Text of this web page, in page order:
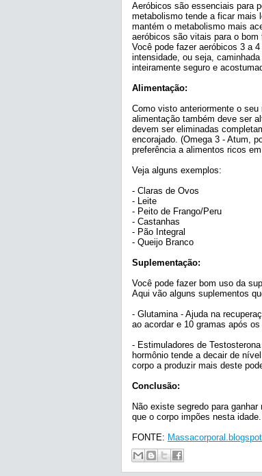
Aeróbicos são essenciais para
metabolismo tende a ficar mais
mantém o metabolismo mais
aeróbicos são vitais para o
Você pode fazer aeróbicos 3 a
intensidade, ou seja,
inteiramente seguro e
Alimentação:
Como visto anteriormente o
alimentação também deve ser
devem ser eliminadas
encorajado. (Omega 3 - Atum,
preferência a alimentos ricos
Veja alguns exemplos:
- Claras de Ovos
- Leite
- Peito de Frango/Peru
- Castanhas
- Pão Integral
- Queijo Branco
Suplementação:
Você pode fazer bom uso da
Aqui vão alguns suplementos
- Glutamina - Ajuda na
ao acordar e 10 gramas após os
- Estimuladores de
hormônio tende a decair de
corpo a produzir mais deste
Conclusão:
Não existe segredo para
que o corpo impões nesta idade.
FONTE: